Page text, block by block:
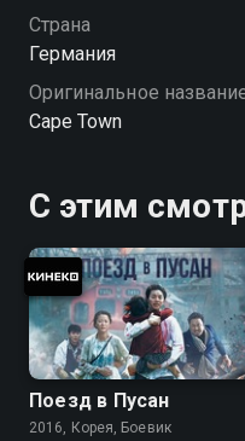
Страна
Германия
Оригинальное
Cape Town
С этим
Поезд в Пусан
2016, Корея, Боевик